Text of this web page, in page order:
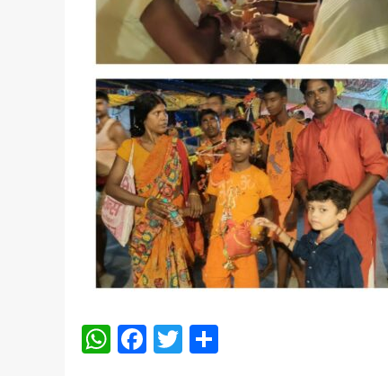
WhatsApp
Facebook
Twitter